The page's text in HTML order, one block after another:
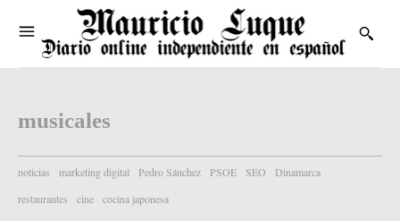
musicales
noticias marketing digital Pedro Sánchez PSOE SEO
Dinamarca
restaurantes
cine cocina japonesa